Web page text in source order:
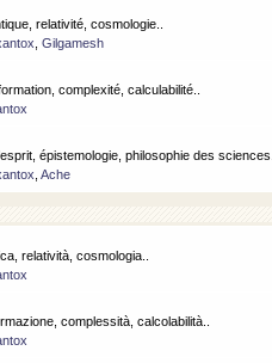
relativité, cosmologie..
Gilgamesh
complexité, calculabilité..
épistemologie, philosophie des sciences..
Ache
relatività, cosmologia..
complessità, calcolabilità..